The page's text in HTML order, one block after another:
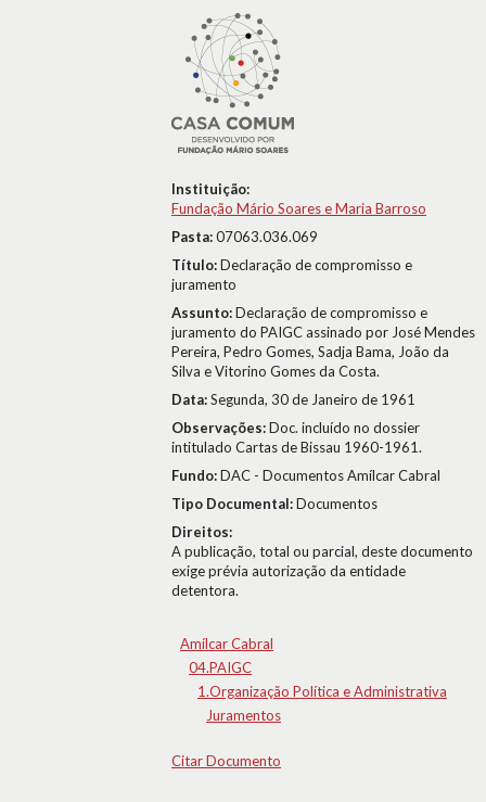
Instituição:
Fundação Mário Soares e Maria Barroso
Pasta:07063.036.069
Título:Declaração de compromisso e
juramento
Assunto:Declaração de compromisso e
juramento do PAIGC assinado por José Mendes
Pereira, Pedro Gomes, Sadja Bama, João da
Silva e Vitorino Gomes da Costa.
Data:Segunda, 30 de Janeiro de 1961
Observações:Doc. incluído no dossier
intitulado Cartas de Bissau 1960-1961.
Fundo:DAC - Documentos Amílcar Cabral
Tipo Documental:Documentos
Direitos:
A publicação, total ou parcial, deste documento
exige prévia autorização da entidade
detentora.
Amílcar Cabral
04.PAIGC
1.Organização Política e Administrativa
Juramentos
Citar Documento